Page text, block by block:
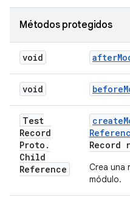
Métodos protegidos
void after
void before
Test
Record
Proto .
Child
Reference
create
Record
Crea una
módulo.